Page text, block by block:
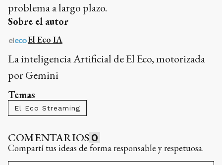
problema a largo plazo.
Sobre el autor
El Eco IA
La inteligencia Artificial de El Eco, motorizada
por Gemini
Temas
El Eco Streaming
COMENTARIOS 0
Compartí tus ideas de forma responsable y respetuosa.